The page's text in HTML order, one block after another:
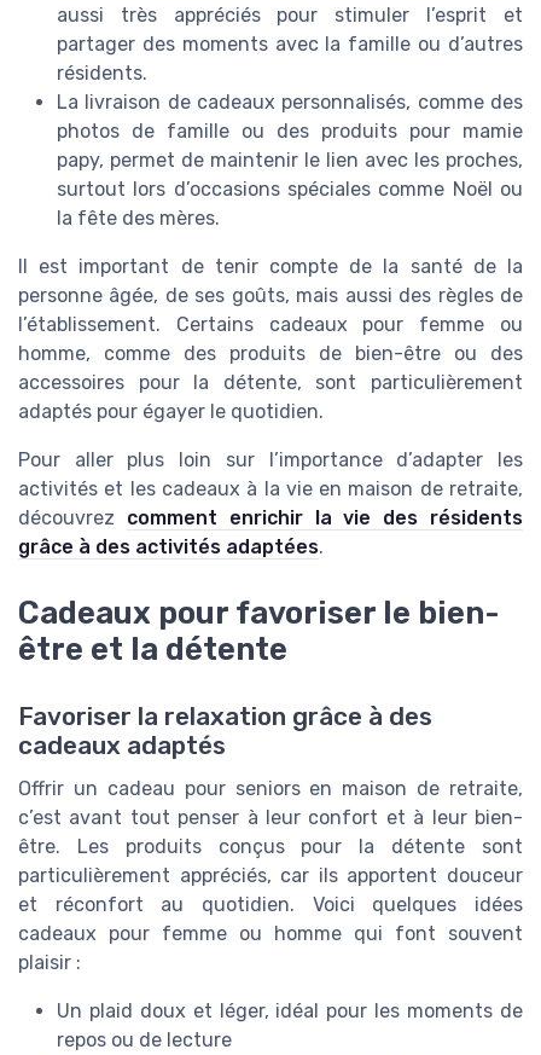
aussi très appréciés pour stimuler l’esprit et
partager des moments avec la famille ou d’autres
résidents.
La livraison de cadeaux personnalisés, comme des
photos de famille ou des produits pour mamie
papy, permet de maintenir le lien avec les proches,
surtout lors d’occasions spéciales comme Noël ou
la fête des mères.
Il est important de tenir compte de la santé de la
personne âgée, de ses goûts, mais aussi des règles de
l’établissement. Certains cadeaux pour femme ou
homme, comme des produits de bien-être ou des
accessoires pour la détente, sont particulièrement
adaptés pour égayer le quotidien.
Pour aller plus loin sur l’importance d’adapter les
activités et les cadeaux à la vie en maison de retraite,
découvrez comment enrichir la vie des résidents
grâce à des activités adaptées.
Cadeaux pour favoriser le bien-
être et la détente
Favoriser la relaxation grâce à des
cadeaux adaptés
Offrir un cadeau pour seniors en maison de retraite,
c’est avant tout penser à leur confort et à leur bien-
être. Les produits conçus pour la détente sont
particulièrement appréciés, car ils apportent douceur
et réconfort au quotidien. Voici quelques idées
cadeaux pour femme ou homme qui font souvent
plaisir :
Un plaid doux et léger, idéal pour les moments de
repos ou de lecture